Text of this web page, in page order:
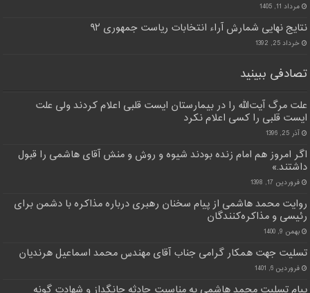
مرداد 11, 1405
نتایج نهایی شمارش آراء انتخابات ریاست جمهوری ۹۲
خرداد 25, 1392
تصادفی ببینید
علت مرگ آیت‌الله را در بیمارستان ایست قلبی اعلام کردند ولی علت
ایست قلبی را کسی اعلام نکرد
آذر 25, 1396
اگر امروز هم امام زنده بودند شیوه و روش و منش آقای هاشمی را قبول
داشتند.»
فروردین 17, 1398
روایت محمد هاشمی از پیام سخنان رهبری درباره مذاکره با دشمن برای
رئیسی و مذاکره‌کنندگان
بهمن 9, 1400
تسلیت جهت همکار گرامی جناب آقای مهندس محمد اسماعیل هرندیان
فروردین 6, 1401
پیام تسلیت محمد هاشمی به مناسبت حادثه جانگداز و شهادت گونه